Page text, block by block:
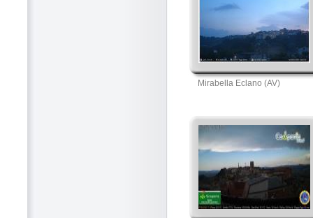
Mirabella Eclano (AV)